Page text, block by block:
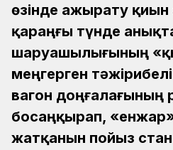
өзінде ажырату қиын
қараңғы түнде
шаруашылығының
меңгерген
вагон доңғалағының
босаңқырап,
жатқанын пойыз